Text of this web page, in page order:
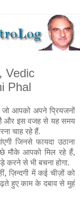
Vedic
Phal
आपको अपने प्रियजनों
है और इस वजह से यह समय
चाह रहे हैं.
जिनसे फायदा उठाना
मौके आपको मिल रहे हैं,
से भी बचना होगा.
ज़िन्दगी में कई चीज़ों को
हुए काम के दबाव से मुहं